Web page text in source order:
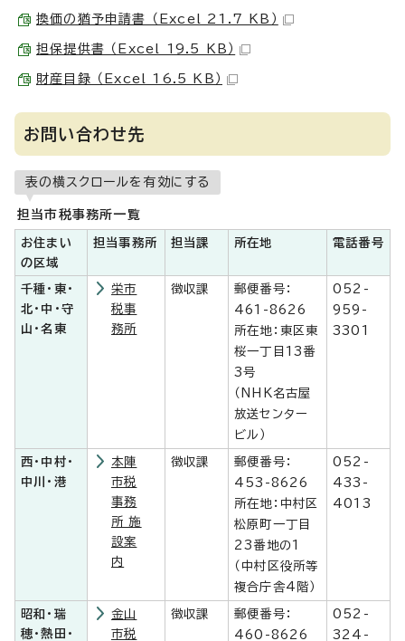
換価の猶予申請書 （Excel 21.7 KB）
担保提供書 （Excel 19.5 KB）
財産目録 （Excel 16.5 KB）
お問い合わせ先
表の横スクロールを有効にする
担当市税事務所一覧
お住まい
の区域
担当事務所 担当課 所在地 電話番号
千種・東・
北・中・守
山・名東
栄市
税事
務所
徴収課
郵便番号：
461-8626
所在地：東区東
桜一丁目13番
3号
（NHK名古屋
放送センター
ビル）
052-
959-
3301
西・中村・
中川・港
本陣
市税
事務
所 施
設案
内
徴収課
郵便番号：
453-8626
所在地：中村区
松原町一丁目
23番地の1
（中村区役所等
複合庁舎4階）
052-
433-
4013
昭和・瑞
穂・熱田・
金山
市税
徴収課
郵便番号：
460-8626
052-
324-